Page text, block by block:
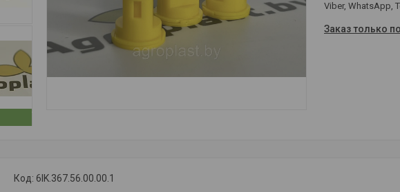
Viber, WhatsApp,
Заказ только
Код: 6IK.367.56.00.00.1